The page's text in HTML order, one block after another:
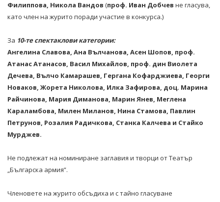
Филиппова, Никола Вандов (проф. Иван Добчев не гласува,
като член на журито поради участие в конкурса.)
За 10-те спектаклови категории:
Ангелина Славова, Ана Вълчанова, Асен Шопов, проф.
Атанас Атанасов, Васил Михайлов, проф. дин Виолета
Дечева, Вълчо Камарашев, Гергана Кофарджиева, Георги
Новаков, Жорета Николова, Илка Зафирова, доц. Марина
Райчинова, Мария Диманова, Марин Янев, Меглена
Караламбова, Милен Миланов, Нина Стамова, Павлин
Петрунов, Розалия Радичкова, Станка Калчева и Стайко
Мурджев.
Не подлежат на номиниране заглавия и творци от Театър
„Българска армия”.
Членовете на журито обсъдиха и с тайно гласуване